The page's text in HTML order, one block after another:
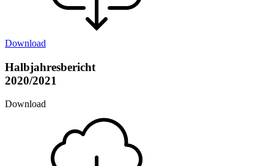
Download
Halbjahresbericht
2020/2021
Download